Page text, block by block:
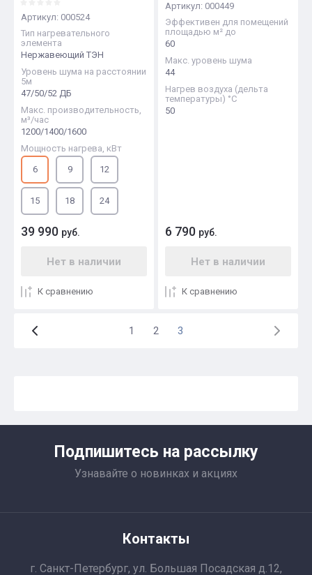
Артикул: 000524
Тип нагревательного
элемента
Нержавеющий ТЭН
Уровень шума на расстоянии
5м
47/50/52 ДБ
Макс. производительность,
м³/час
1200/1400/1600
Мощность нагрева, кВт
6
9 12
15 18 24
39 990 руб.
Нет в наличии
К сравнению
Артикул: 000449
Эффективен для помещений
площадью м² до
60
Макс. уровень шума
44
Нагрев воздуха (дельта
температуры) °С
50
6 790 руб.
Нет в наличии
К сравнению
1 2 3
Подпишитесь на рассылку
Узнавайте о новинках и акциях
Контакты
г. Санкт-Петербург, ул. Большая Посадская д.12,